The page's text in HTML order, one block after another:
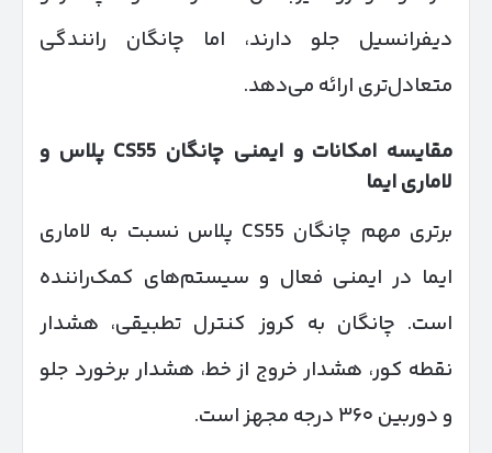
دیفرانسیل جلو دارند، اما چانگان رانندگی
متعادل‌تری ارائه می‌دهد.
مقایسه امکانات و ایمنی چانگان
پلاس و
لاماری ایما
برتری مهم چانگان CS55 پلاس نسبت به لاماری
ایما در ایمنی فعال و سیستم‌های کمک‌راننده
است. چانگان به کروز کنترل تطبیقی، هشدار
نقطه کور، هشدار خروج از خط، هشدار برخورد جلو
و دوربین ۳۶۰ درجه مجهز است.